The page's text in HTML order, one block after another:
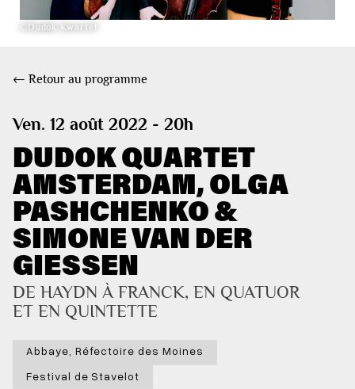
©Dudok Kwartet
← Retour au programme
Ven. 12 août 2022 - 20h
DUDOK QUARTET
AMSTERDAM, OLGA
PASHCHENKO &
SIMONE VAN DER
GIESSEN
DE HAYDN À FRANCK, EN QUATUOR
ET EN QUINTETTE
Abbaye, Réfectoire des Moines
Festival de Stavelot